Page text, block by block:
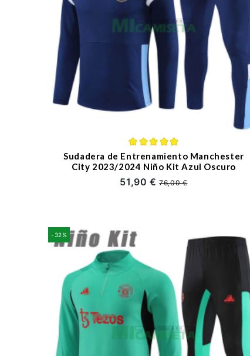
Sudadera de Entrenamiento Manchester
City 2023/2024 Niño Kit Azul Oscuro
51,90 €76,00 €
-32%